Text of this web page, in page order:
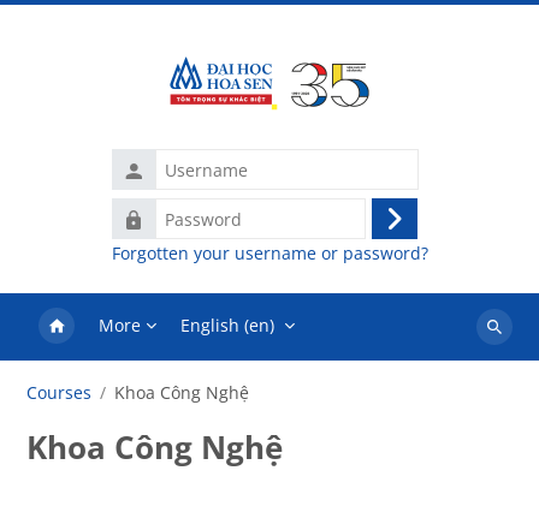
Username
Password
Log
in
Forgotten your username or password?
More English ‎(en)‎
Search
Courses Khoa Công Nghệ
Khoa Công Nghệ